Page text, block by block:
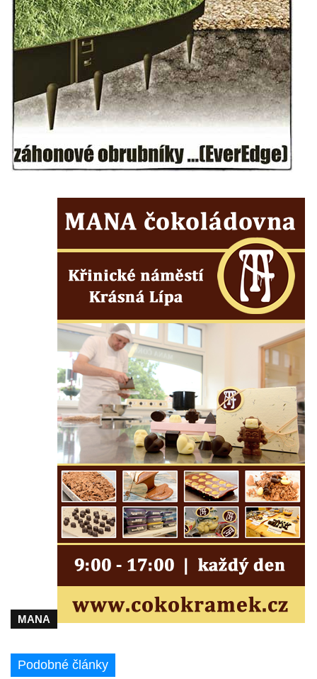
Pomník obětem válek v Hrobčicích
Pomník obětem válek v Mirošovicích
Hrob vojáků Rudé armády na hřbitově v
Račicích
Hrob Jiřího Dovhomilji na hřbitově v
Račicích
Hrob Antonína Medáčka na hřbitově v
Račicích
Pomník obětem válek na hřbitově v Dobříni
Pomník obětem 1. světové války v Lužici
Kenotaf Josefa Matese na hřbitově v Lužici
Pamětní deska Giuseppe Capella na
Kenotaf Emila Miksche na hřbitově v Lužici
Kenotaf Antonína Krause na hřbitově v
Lužici
Pomník vojákům Rudé armády na hřbitově
v Kozlech
Pamětní deska pochodu smrti v Saupsdorfu
Pomník obětem 2. světové války v parku
Walthera von der Vogelweide v Duchcově
Památník obětem holokaustu v Lipové ulici
v Duchcově
Pomník obětem válek v Jeníkově
Pamětní deska obětem 1. světové války na
Pomník obětem 2. světové války v parku v
Mikulášovicích
ulici U Plovárny ve Frýdlantu
MANA
Podobné články